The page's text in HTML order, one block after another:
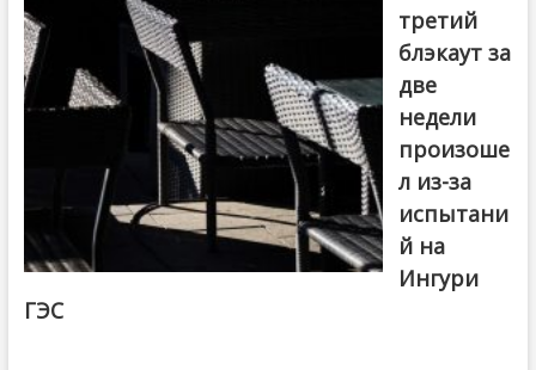
третий
блэкаут за
две
недели
произоше
л из-за
испытани
й на
Ингури
ГЭС